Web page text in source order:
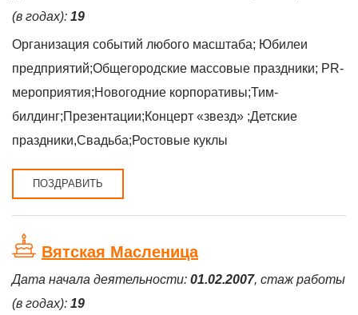
(в годах): 19
Организация событий любого масштаба; Юбилеи
предприятий;Общегородские массовые праздники; PR-
мероприятия;Новогодние корпоративы;Тим-
билдинг;Презентации;Концерт «звезд» ;Детские
праздники,Свадьба;Ростовые куклы
ПОЗДРАВИТЬ
Вятская Масленица
Дата начала деятельности: 01.02.2007, стаж работы
(в годах): 19